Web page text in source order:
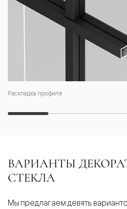
Раскладка профиля
ВАРИАНТЫ
СТЕКЛА
Мы предлагаем девять